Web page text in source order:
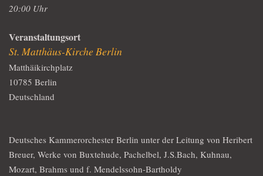
20:00 Uhr
Veranstaltungsort
St. Matthäus-Kirche Berlin
Matthäikirchplatz
10785 Berlin
Deutschland
Deutsches Kammerorchester Berlin unter der Leitung von Heribert
Breuer, Werke von Buxtehude, Pachelbel, J.S.Bach, Kuhnau,
Mozart, Brahms und f. Mendelssohn-Bartholdy